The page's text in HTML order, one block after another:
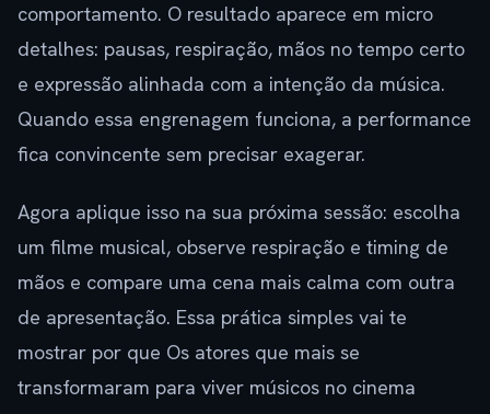
comportamento. O resultado aparece em micro
detalhes: pausas, respiração, mãos no tempo certo
e expressão alinhada com a intenção da música.
Quando essa engrenagem funciona, a performance
fica convincente sem precisar exagerar.
Agora aplique isso na sua próxima sessão: escolha
um filme musical, observe respiração e timing de
mãos e compare uma cena mais calma com outra
de apresentação. Essa prática simples vai te
mostrar por que Os atores que mais se
transformaram para viver músicos no cinema